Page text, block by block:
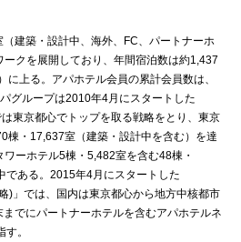
建築・設計中、海外、FC、パートナーホ
クを展開しており、年間宿泊数は約1,437
上る。アパホテル会員の累計会員数は、
グループは2010年4月にスタートした
は東京都心でトップを取る戦略をとり、東京
棟・17,637室（建築・設計中を含む）を達
ーホテル5棟・5,482室を含む48棟・
である。2015年4月にスタートした
)」では、国内は東京都心から地方中核都市
でにパートナーホテルを含むアパホテルネ
。